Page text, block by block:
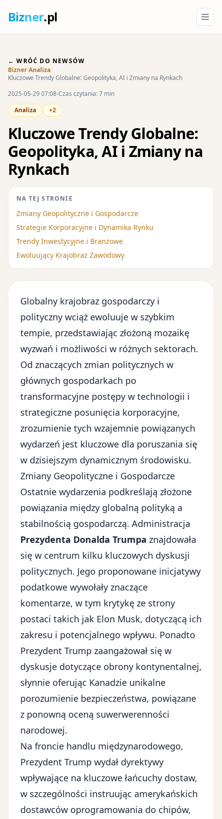
Bizner.pl
← WRÓĆ DO NEWSÓW
Bizner/Analiza/
Kluczowe Trendy Globalne: Geopolityka, AI i Zmiany na Rynkach
2025-05-29 07:08 Czas czytania: 7 min
Analiza
+2
Kluczowe Trendy Globalne:
Geopolityka, AI i Zmiany na
Rynkach
NA TEJ STRONIE
Zmiany Geopolityczne i Gospodarcze
Strategie Korporacyjne i Dynamika Rynku
Trendy Inwestycyjne i Branżowe
Ewoluujący Krajobraz Zawodowy
Globalny krajobraz gospodarczy i
polityczny wciąż ewoluuje w szybkim
tempie, przedstawiając złożoną mozaikę
wyzwań i możliwości w różnych sektorach.
Od znaczących zmian politycznych w
głównych gospodarkach po
transformacyjne postępy w technologii i
strategiczne posunięcia korporacyjne,
zrozumienie tych wzajemnie powiązanych
wydarzeń jest kluczowe dla poruszania się
w dzisiejszym dynamicznym środowisku.
Zmiany Geopolityczne i Gospodarcze
Ostatnie wydarzenia podkreślają złożone
powiązania między globalną polityką a
stabilnością gospodarczą. Administracja
Prezydenta Donalda Trumpa znajdowała
się w centrum kilku kluczowych dyskusji
politycznych. Jego proponowane inicjatywy
podatkowe wywołały znaczące
komentarze, w tym krytykę ze strony
postaci takich jak Elon Musk, dotyczącą ich
zakresu i potencjalnego wpływu. Ponadto
Prezydent Trump zaangażował się w
dyskusje dotyczące obrony kontynentalnej,
słynnie oferując Kanadzie unikalne
porozumienie bezpieczeństwa, powiązane
z ponowną oceną suwerwerenności
narodowej.
Na froncie handlu międzynarodowego,
Prezydent Trump wydał dyrektywy
wpływające na kluczowe łańcuchy dostaw,
w szczególności instruując amerykańskich
dostawców oprogramowania do chipów,